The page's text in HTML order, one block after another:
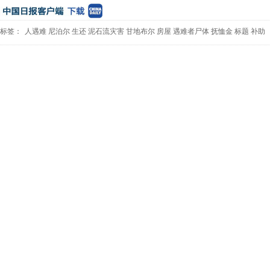
标签： 人遇难 尼泊尔 生还 泥石流灾害 甘地布尔 房屋 遇难者尸体 抚恤金 标题 补助